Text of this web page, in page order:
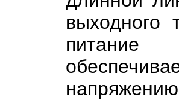
выходного
питание